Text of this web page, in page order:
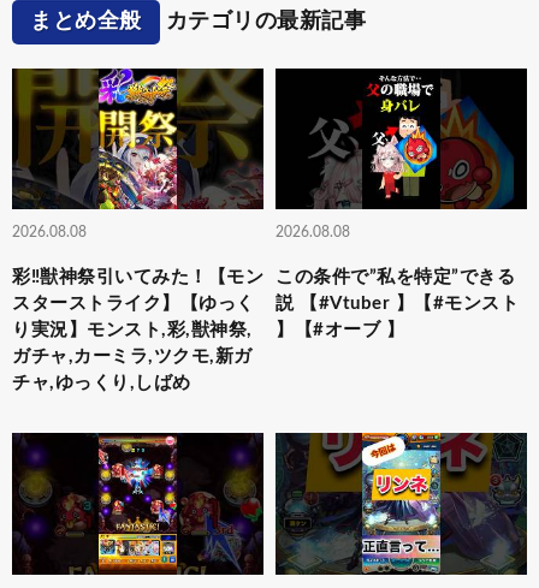
まとめ全般 カテゴリの最新記事
2026.08.08
彩‼獣神祭引いてみた！【モン
スターストライク】【ゆっく
り実況】モンスト,彩,獣神祭,
ガチャ,カーミラ,ツクモ,新ガ
チャ,ゆっくり,しばめ
2026.08.08
この条件で”私を特定”できる
説 【#Vtuber 】【#モンスト
】【#オーブ 】